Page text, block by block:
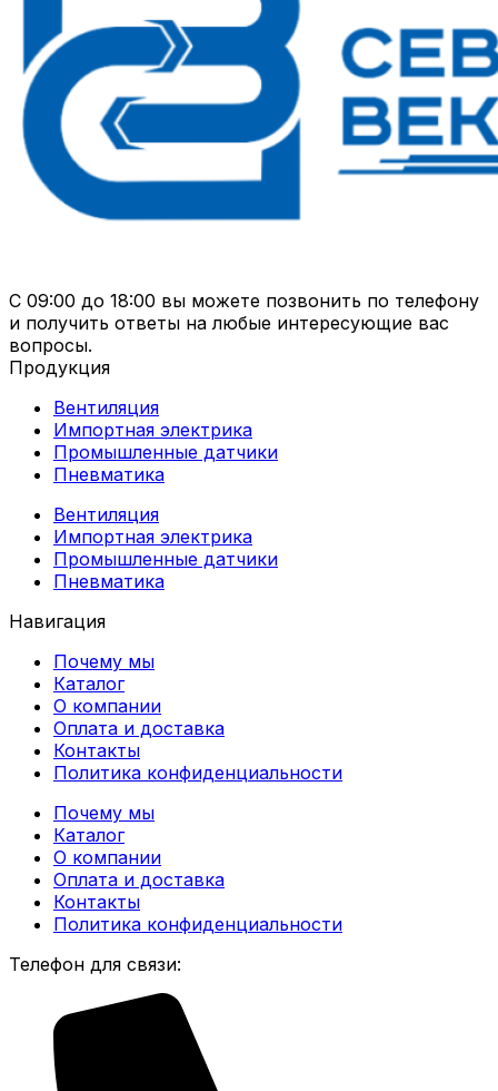
С 09:00 до 18:00 вы можете позвонить по телефону
и получить ответы на любые интересующие вас
вопросы.
Продукция
Вентиляция
Импортная электрика
Промышленные датчики
Пневматика
Вентиляция
Импортная электрика
Промышленные датчики
Пневматика
Навигация
Почему мы
Каталог
О компании
Оплата и доставка
Контакты
Политика конфиденциальности
Почему мы
Каталог
О компании
Оплата и доставка
Контакты
Политика конфиденциальности
Телефон для связи: